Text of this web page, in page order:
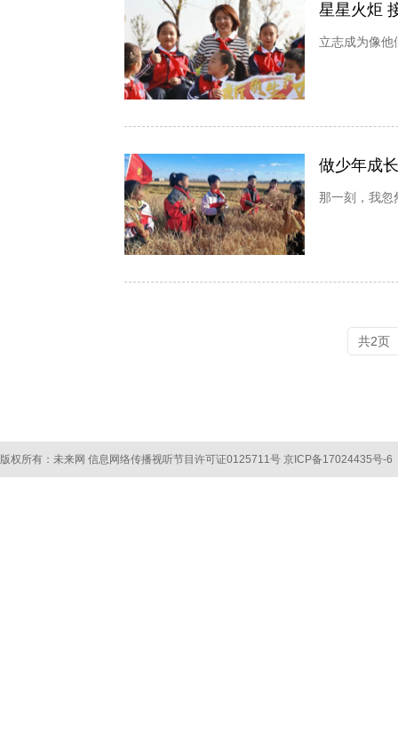
星星火炬
立志成为像
做少年成
那一刻，我
共2页
版权所有：未来网 信息网络传播视听节目许可证0125711号 京ICP备17024435号-6